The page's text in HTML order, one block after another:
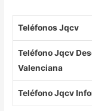
Teléfonos Jqcv
Teléfono Jqcv
Valenciana
Teléfono Jqcv